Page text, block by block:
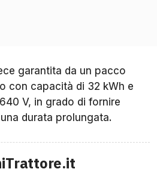
garantita da un pacco
con capacità di 32 kWh e
V, in grado di fornire
durata prolungata.